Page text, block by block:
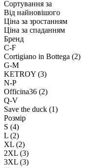
Сортування за
Від найновішого
Ціна за зростанням
Ціна за спаданням
Бренд
C-F
Cortigiano in Bottega (2)
G-M
KETROY (3)
N-P
Officina36 (2)
Q-V
Save the duck (1)
Розмір
S (4)
L (2)
XL (2)
2XL (3)
3XL (3)